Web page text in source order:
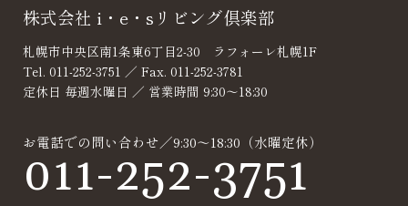
株式会社 i・e・sリビング倶楽部
札幌市中央区南1条東6丁目2-30 ラフォーレ札幌1F
Tel. 011-252-3751 ／ Fax. 011-252-3781
定休日 毎週水曜日 ／ 営業時間 9:30～18:30
お電話での問い合わせ／9:30～18:30（水曜定休）
011-252-3751